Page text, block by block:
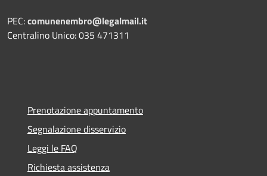
PEC:comunenembro@legalmail.it
Centralino Unico: 035 471311
Prenotazione appuntamento
Segnalazione disservizio
Leggi le FAQ
Richiesta assistenza